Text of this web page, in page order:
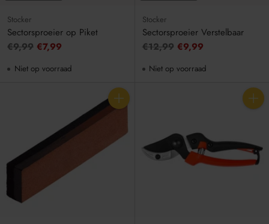
Stocker
Sectorsproeier op Piket
Adviesprijs
€9,99 €7,99
Niet op voorraad
Stocker
Sectorsproeier Verstelbaar
Adviesprijs
€12,99 €9,99
Niet op voorraad
Aantal Aantal